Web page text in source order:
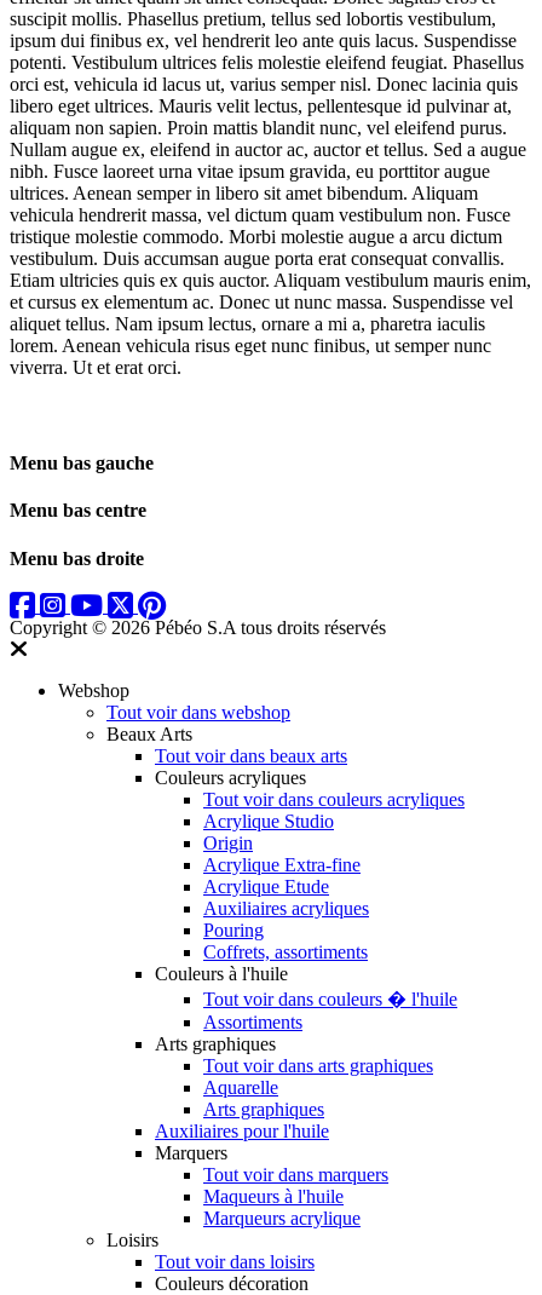
suscipit mollis. Phasellus pretium, tellus sed lobortis vestibulum,
ipsum dui finibus ex, vel hendrerit leo ante quis lacus. Suspendisse
potenti. Vestibulum ultrices felis molestie eleifend feugiat. Phasellus
orci est, vehicula id lacus ut, varius semper nisl. Donec lacinia quis
libero eget ultrices. Mauris velit lectus, pellentesque id pulvinar at,
aliquam non sapien. Proin mattis blandit nunc, vel eleifend purus.
Nullam augue ex, eleifend in auctor ac, auctor et tellus. Sed a augue
nibh. Fusce laoreet urna vitae ipsum gravida, eu porttitor augue
ultrices. Aenean semper in libero sit amet bibendum. Aliquam
vehicula hendrerit massa, vel dictum quam vestibulum non. Fusce
tristique molestie commodo. Morbi molestie augue a arcu dictum
vestibulum. Duis accumsan augue porta erat consequat convallis.
Etiam ultricies quis ex quis auctor. Aliquam vestibulum mauris enim,
et cursus ex elementum ac. Donec ut nunc massa. Suspendisse vel
aliquet tellus. Nam ipsum lectus, ornare a mi a, pharetra iaculis
lorem. Aenean vehicula risus eget nunc finibus, ut semper nunc
viverra. Ut et erat orci.
Menu bas gauche
Menu bas centre
Menu bas droite
Copyright © 2026 Pébéo S.A tous droits réservés
Webshop
Tout voir dans webshop
Beaux Arts
Tout voir dans beaux arts
Couleurs acryliques
Tout voir dans couleurs acryliques
Acrylique Studio
Origin
Acrylique Extra-fine
Acrylique Etude
Auxiliaires acryliques
Pouring
Coffrets, assortiments
Couleurs à l'huile
Tout voir dans couleurs � l'huile
Assortiments
Arts graphiques
Tout voir dans arts graphiques
Aquarelle
Arts graphiques
Auxiliaires pour l'huile
Marquers
Tout voir dans marquers
Maqueurs à l'huile
Marqueurs acrylique
Loisirs
Tout voir dans loisirs
Couleurs décoration